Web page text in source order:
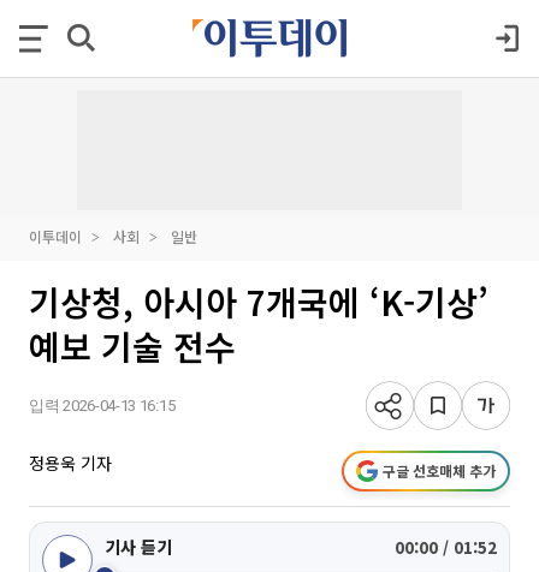
이투데이 사회 일반
기상청, 아시아 7개국에 ‘K-기상’
예보 기술 전수
입력 2026-04-13 16:15
정용욱 기자 구글 선호매체 추가
기사 듣기 00:00 / 01:52